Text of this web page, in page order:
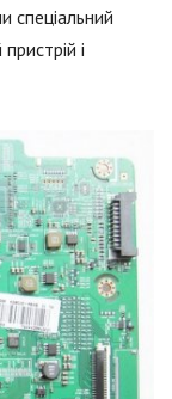
спеціальний
і